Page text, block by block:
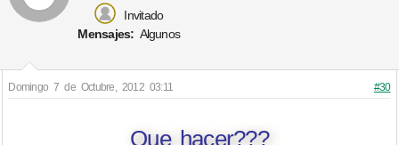
Invitado
Mensajes: Algunos
Domingo 7 de Octubre, 2012 03:11 #30
Que hacer???